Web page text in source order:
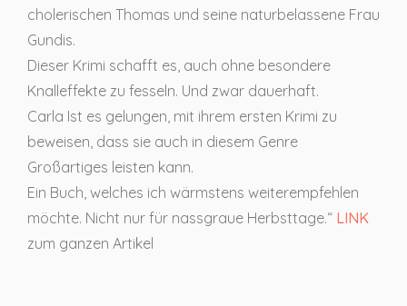
cholerischen Thomas und seine naturbelassene Frau
Gundis.
Dieser Krimi schafft es, auch ohne besondere
Knalleffekte zu fesseln. Und zwar dauerhaft.
Carla Ist es gelungen, mit ihrem ersten Krimi zu
beweisen, dass sie auch in diesem Genre
Großartiges leisten kann.
Ein Buch, welches ich wärmstens weiterempfehlen
möchte. Nicht nur für nassgraue Herbsttage.“ LINK
zum ganzen Artikel